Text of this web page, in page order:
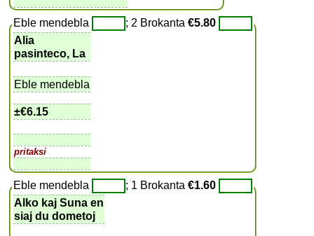
Eble mendebla ; 2 Brokanta€5.80
Alia
pasinteco, La
Eble mendebla
±€6.15
pritaksi
Eble mendebla ; 1 Brokanta€1.60
Alko kaj Suna en
siaj du dometoj